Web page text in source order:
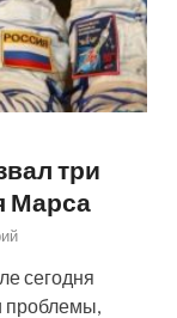
три
Марса
сегодня
проблемы,